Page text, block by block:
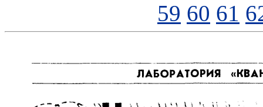
59 60 61